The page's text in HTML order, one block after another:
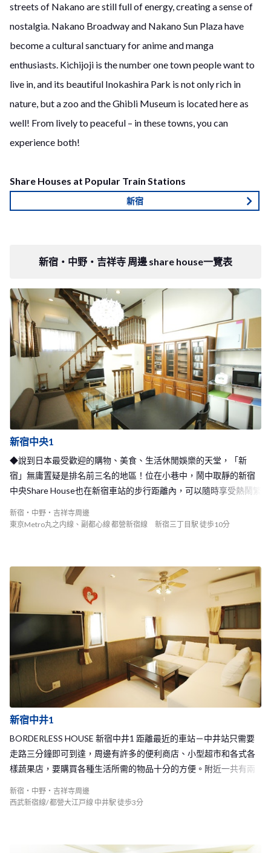
streets of Nakano are still full of energy, creating a sense of
nostalgia. Nakano Broadway and Nakano Sun Plaza have
become a cultural sanctuary for anime and manga
enthusiasts. Kichijoji is the number one town people want to
live in, and its beautiful Inokashira Park is not only rich in
nature, but a zoo and the Ghibli Museum is located here as
well! From lively to peaceful – in these towns, you can
experience both!
Share Houses at Popular Train Stations
新宿
新宿・中野・吉祥寺 周邊 share house一覽表
新宿中央1
◆說到日本最受歡迎的購物、美食、生活休閒娛樂的天堂，「新
宿」無庸置疑是排名前三名的地區！位在小巷中，鬧中取靜的新宿
中央Share House也在新宿車站的步行距離內，可以隨時享受熱鬧繁
新宿・中野・吉祥寺周邊
東京Metro丸之内線、副都心線 都營新宿線 新宿三丁目駅 徒歩10分
新宿中井1
BORDERLESS HOUSE 新宿中井1 距離最近的車站－中井站只需要
走路三分鐘即可到達，周邊有許多的便利商店、小型超市和各式各
樣蔬果店，要購買各種生活所需的物品十分的方便。附近一共有兩
武新宿線的下落合站，只要10分鐘的車程即可以抵達新宿站，在新
這裡可以和來自世界各地的室友們在公共的空間互動交流，同時又
新宿・中野・吉祥寺周邊
西武新宿線/ 都營大江戸線 中井駅 徒歩3分